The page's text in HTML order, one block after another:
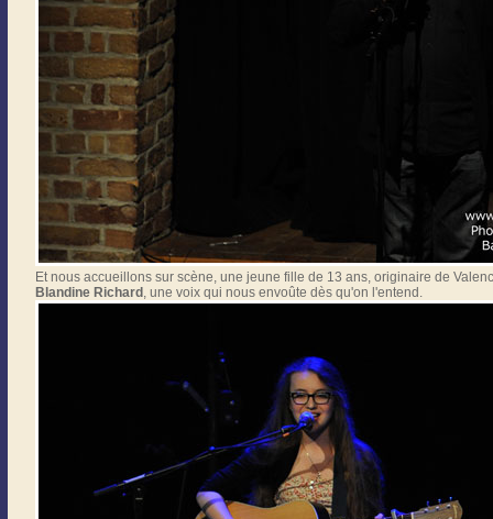
Et nous accueillons sur scène, une jeune fille de 13 ans, originaire de
Blandine Richard, une voix qui nous envoûte dès qu'on l'entend.